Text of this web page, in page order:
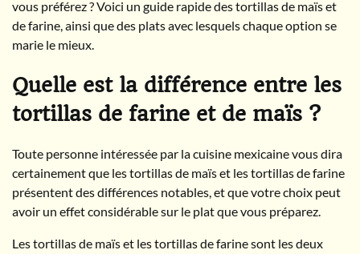
vous préférez ? Voici un guide rapide des tortillas de maïs et
de farine, ainsi que des plats avec lesquels chaque option se
marie le mieux.
Quelle est la différence entre les
tortillas de farine et de maïs ?
Toute personne intéressée par la cuisine mexicaine vous dira
certainement que les tortillas de maïs et les tortillas de farine
présentent des différences notables, et que votre choix peut
avoir un effet considérable sur le plat que vous préparez.
Les tortillas de maïs et les tortillas de farine sont les deux